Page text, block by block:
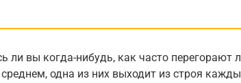
ли вы когда-нибудь, как часто перегорают
среднем, одна из них выходит из строя